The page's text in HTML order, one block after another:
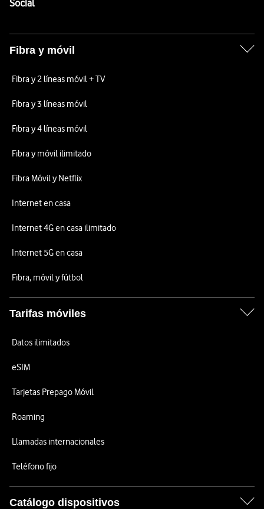
SocialEnlaces a las redes sociales de Vodafone
Fibra y móvil
Fibra y 2 líneas móvil + TV
Fibra y 3 líneas móvil
Fibra y 4 líneas móvil
Fibra y móvil ilimitado
Fibra Móvil y Netflix
Internet en casa
Internet 4G en casa ilimitado
Internet 5G en casa
Fibra, móvil y fútbol
Tarifas móviles
Datos ilimitados
eSIM
Tarjetas Prepago Móvil
Roaming
Llamadas internacionales
Teléfono fijo
Catálogo dispositivos